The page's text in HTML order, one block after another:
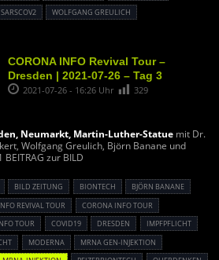
SARSCOV2 WOLFGANG GREULICH
CORONA INFO Revival Tour –
Dresden | 2021-07-26 – Tag 3
2021-07-26 - 16:26 Uhr 329
Neumarkt, Martin-Luther-Statue mit Dr.
Wolfgang Greulich, Björn Banane und
zur BILD
BILD ZEITUNG BIONTECH
BJÖRN BANANE
REVIVAL TOUR
CORONA INFO TOUR
TOUR COVID19 DRESDEN
IMPFPFLICHT
MODERNA
MRNA GEN-INJEKTION